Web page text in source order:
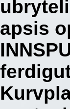
apsis